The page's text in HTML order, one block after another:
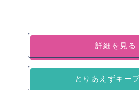
詳細を見る
とりあえずキー